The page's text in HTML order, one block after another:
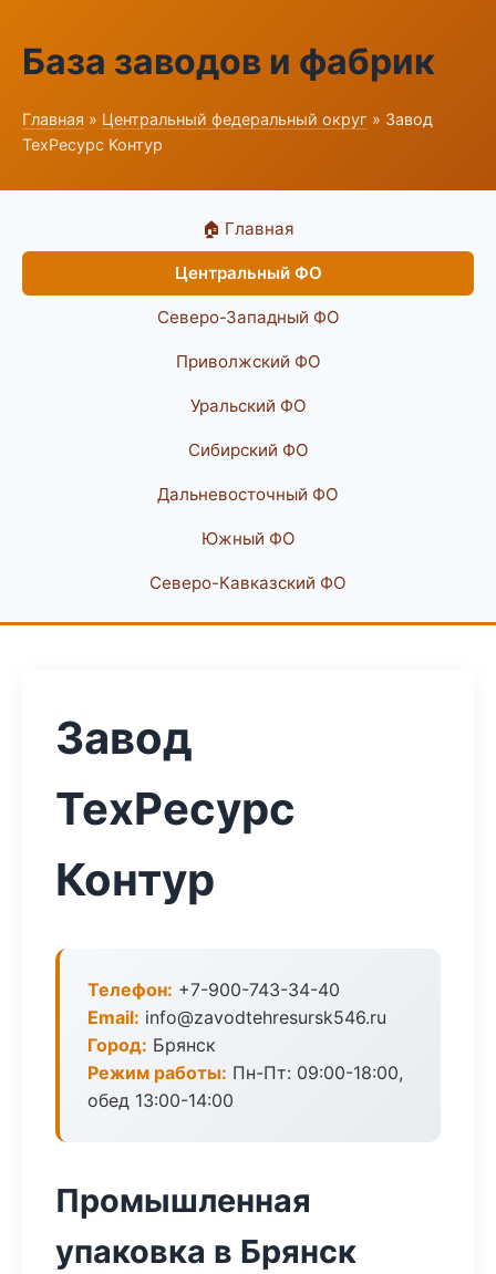
База заводов и фабрик
Главная » Центральный федеральный округ » Завод
ТехРесурс Контур
🏠 Главная
Центральный ФО
Северо-Западный ФО
Приволжский ФО
Уральский ФО
Сибирский ФО
Дальневосточный ФО
Южный ФО
Северо-Кавказский ФО
Завод
ТехРесурс
Контур
Телефон: +7-900-743-34-40
Email: info@zavodtehresursk546.ru
Город: Брянск
Режим работы: Пн-Пт: 09:00-18:00,
обед 13:00-14:00
Промышленная
упаковка в Брянск